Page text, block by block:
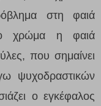
στη φαιά
χρώμα η φαιά
που σημαίνει
ψυχοδραστικών
ο εγκέφαλος